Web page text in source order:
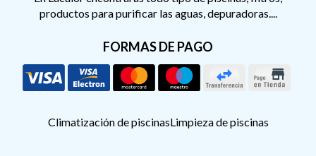
productos para purificar las aguas, depuradoras....
FORMAS DE PAGO
Climatización de piscinasLimpieza de piscinas